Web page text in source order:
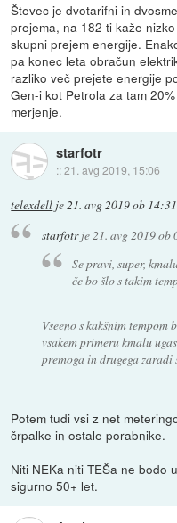
Števec je dvotarifni in
prejema, na 182 ti kaže
skupni prejem energije.
pa konec leta obračun
razliko več prejete energije
Gen-i kot Petrola za tam
merjenje.
starfotr
::21. avg 2019, 15:06
telexdell je21. avg 2019 ob 14:31
starfotrje 21. avg 2019 ob
Se pravi, super,
če bo šlo s takim
Vseeno s kakšnim
vsakem primeru kmalu
premoga in drugega zaradi
Potem tudi vsi z net
črpalke in ostale porabnike.
Niti NEKa niti TEŠa ne bodo
sigurno 50+ let.